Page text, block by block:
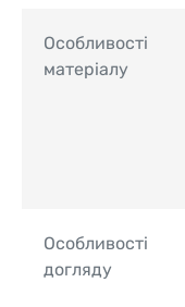
Особливості
матеріалу
Особливості
догляду